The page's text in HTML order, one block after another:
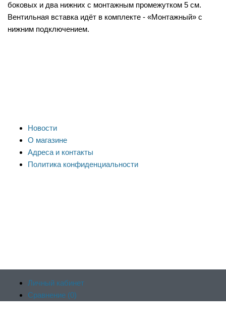
боковых и два нижних с монтажным промежутком 5 см.
Вентильная вставка идёт в комплекте - «Монтажный» с
нижним подключением.
Новости
О магазине
Адреса и контакты
Политика конфиденциальности
Личный кабинет
Сравнение (0)